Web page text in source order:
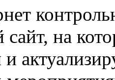
сайт, на
и